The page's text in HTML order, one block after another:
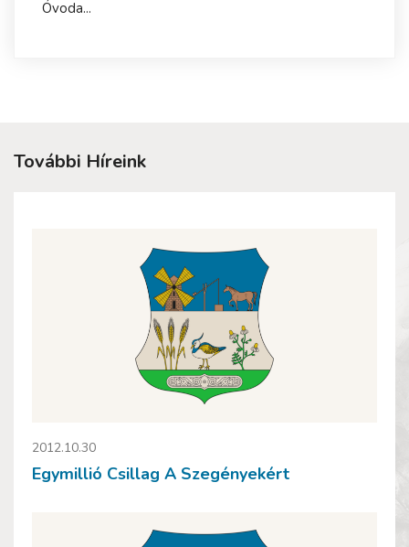
Óvoda...
További Híreink
2012.10.30
Egymillió Csillag A Szegényekért